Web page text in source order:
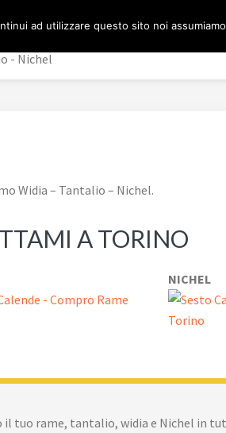
- Nichel
Home Mappa
Widia – Tantalio – Nichel.
A TORINO
NICHEL
tuo rame, tantalio, widia e Nichel in
ad utilizzare questo sito noi